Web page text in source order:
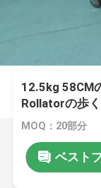
12.5kg 58CM
Rollatorの歩
MOQ：20部分
ベスト